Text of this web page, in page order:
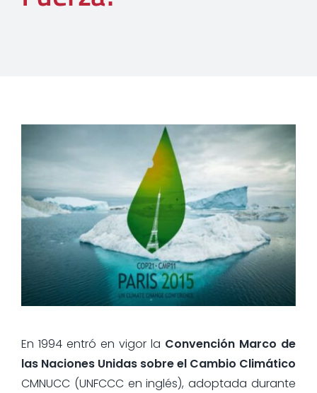
En 1994 entró en vigor la Convención Marco de
las Naciones Unidas sobre el Cambio Climático
CMNUCC (UNFCCC en inglés), adoptada durante